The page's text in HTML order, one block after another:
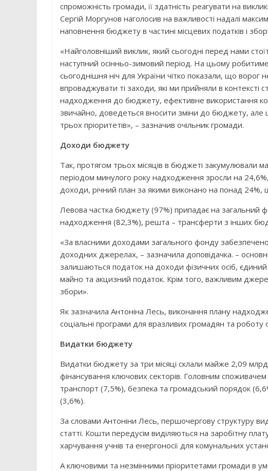
спроможність громади, її здатність реагувати на
Сергій Моргунов наголосив на важливості надалі
наповнення бюджету в частині місцевих податків і
«Найголовніший виклик, який сьогодні перед нами
наступний осінньо-зимовий період. На цьому
сьогоднішня ніч для України чітко показали, що ворог
впроваджувати ті заходи, які ми прийняли в контексті
надходження до бюджету, ефективне використання
звичайно, доведеться вносити зміни до бюджету, але
трьох пріоритетів», – зазначив очільник громади.
Доходи бюджету
Так, протягом трьох місяців в бюджеті закумулювали
періодом минулого року надходження зросли на
доходи, річний план за якими виконано на понад 24%,
Левова частка бюджету (97%) припадає на загальний
надходження (82,3%), решта – трансферти з інших
«За власними доходами загального фонду забезпечено
доходних джерелах, – зазначила доповідачка. –
залишаються податок на доходи фізичних осіб,
майно та акцизний податок. Крім того, важливим
збори».
Як зазначила Антоніна Лесь, виконання плану
соціальні програми для вразливих громадян та роботу
Видатки бюджету
Видатки бюджету за три місяці склали майже 2,09
фінансування ключових секторів. Головним
транспорт (7,5%), безпека та громадський порядок
(3,6%).
За словами Антоніни Лесь, першочергову структуру
статті. Кошти передусім виділяються на заробітну
харчування учнів та енергоносії для комунальних
А ключовими та незмінними пріоритетами громади в